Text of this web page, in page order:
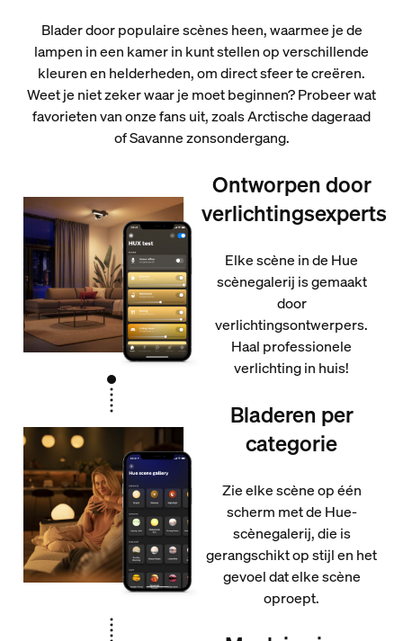
Blader door populaire scènes heen, waarmee je de
lampen in een kamer in kunt stellen op verschillende
kleuren en helderheden, om direct sfeer te creëren.
Weet je niet zeker waar je moet beginnen? Probeer wat
favorieten van onze fans uit, zoals Arctische dageraad
of Savanne zonsondergang.
Ontworpen door
verlichtingsexperts
Elke scène in de Hue
scènegalerij is gemaakt
door
verlichtingsontwerpers.
Haal professionele
verlichting in huis!
Bladeren per
categorie
Zie elke scène op één
scherm met de Hue-
scènegalerij, die is
gerangschikt op stijl en het
gevoel dat elke scène
oproept.